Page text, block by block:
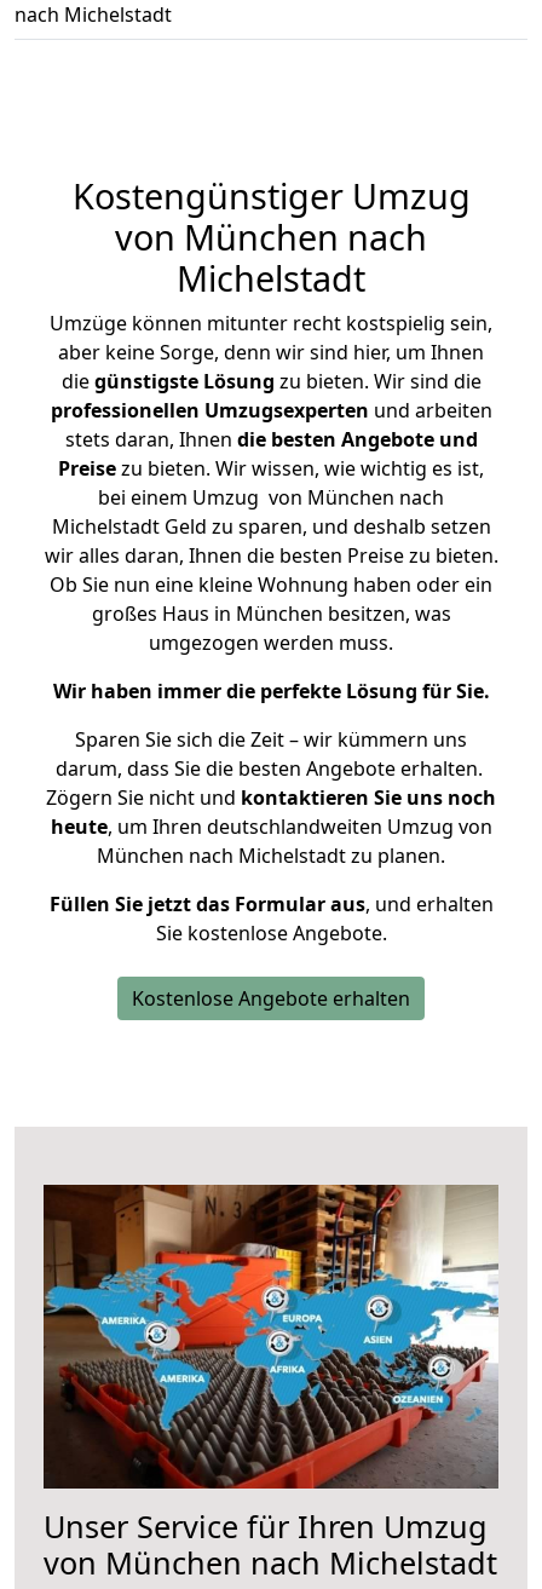
nach Michelstadt
Kostengünstiger Umzug
von München nach
Michelstadt
Umzüge können mitunter recht kostspielig sein,
aber keine Sorge, denn wir sind hier, um Ihnen
diegünstigste Lösung zu bieten. Wir sind die
professionellen Umzugsexperten und arbeiten
stets daran, Ihnen die besten Angebote und
Preisezu bieten. Wir wissen, wie wichtig es ist,
bei einem Umzug von München nach
Michelstadt Geld zu sparen, und deshalb setzen
wir alles daran, Ihnen die besten Preise zu bieten.
Ob Sie nun eine kleine Wohnung haben oder ein
großes Haus in München besitzen, was
umgezogen werden muss.
Wir haben immer die perfekte Lösung für Sie.
Sparen Sie sich die Zeit – wir kümmern uns
darum, dass Sie die besten Angebote erhalten.
Zögern Sie nicht und kontaktieren Sie uns noch
heute, um Ihren deutschlandweiten Umzug von
München nach Michelstadt zu planen.
Füllen Sie jetzt das Formular aus, und erhalten
Sie kostenlose Angebote.
Kostenlose Angebote erhalten
Unser Service für Ihren Umzug
von München nach Michelstadt